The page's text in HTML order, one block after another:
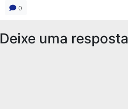
0
Deixe uma resposta